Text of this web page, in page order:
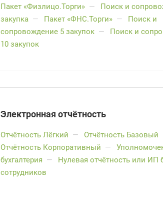
Пакет «Физлицо.Торги» —
Поиск и
закупка — Пакет «ФНС.Торги» —
Поиск и
сопровождение 5 закупок —
Поиск и
10 закупок
Электронная отчётность
Отчётность Лёгкий — Отчётность Базовый
Отчётность Корпоративный —
бухгалтерия —
Нулевая отчётность или ИП
сотрудников